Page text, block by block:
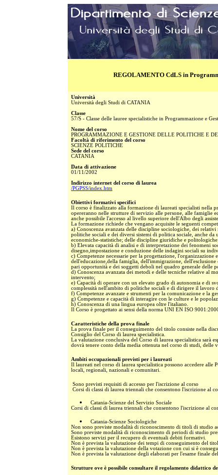
REGOLAMENTO CdLS in
Università
Università degli Studi di CATANIA
Classe
57/S - Classe delle lauree specialistiche in Programmazione e
Nome del corso
PROGRAMMAZIONE E GESTIONE DELLE POLITICHE E
Facoltà di riferimento del corso
SCIENZE POLITICHE
Sede del corso
CATANIA
Data di attivazione
01/11/2002
Indirizzo internet del corso di laurea
/PGPSS/index.htm
Obiettivi formativi specifici
Il corso è finalizzato alla formazione di laureati specialisti nella
opereranno nelle strutture di servizio alle persone, alle famiglie
anche possibile l'accesso al livello superiore dell'Albo degli
La formazione richiede che vengano acquisite le seguenti
a) Conoscenza avanzata delle discipline sociologiche, dei
politiche sociali e dei diversi sistemi di politica sociale, anche
economiche-statistiche; delle discipline giuridiche e
b) Elevata capacità di analisi e di interpretazione dei fenomeni
disegno,impostazione e conduzione delle indagini sociali su
c) Competenze necessarie per la progettazione,
dell'educazione,della famiglia, dell'immigrazione,
pari opportunità e dei soggetti deboli nel quadro generale delle
d) Conoscenza avanzata dei metodi e delle tecniche relative al
intervento;
e) Capacità di operare con un elevato grado di autonomia e di
complessità nell'ambito di politiche sociali e di dirigere il lavoro
f) Competenze avanzate e strumenti per la comunicazione e la
g) Competenze e capacità di interagire con le culture e le
h) Conoscenza di una lingua europea oltre l'italiano.
Il Corso è progettato ai sensi della norma UNI EN ISO
Caratteristiche della prova finale
La prova finale per il conseguimento del titolo consiste nella
Consiglio del Corso di laurea specialistica.
La valutazione conclusiva del Corso di laurea specialistica sarà
dovrà tenere conto della media ottenuta nel corso di studi,
Ambiti occupazionali previsti per i laureati
Il laureati nel corso di laurea specialistica possono accedere
locali, regionali, nazionali e comunitari.
Sono previsti requisiti di accesso per l'iscrizione al corso
Corsi di classi di laurea triennali che consentono l'iscrizione al
Catania-Scienze del Servizio Sociale
Corsi di classi di laurea triennali che consentono l'iscrizione al
Catania-Scienze Sociologiche
Non sono previste modalità di riconoscimento di titoli di studio
Sono previste modalità di riconoscimento di periodi di studio
Esistono servizi per il recupero di eventuali debiti formativi.
Non è prevista la valutazione dei tempi di conseguimento del
Non è prevista la valutazione della votazione con cui si è
Non è prevista la valutazione degli elaborati per l'esame finale
Strutture ove è possibile consultare il regolamento didattico